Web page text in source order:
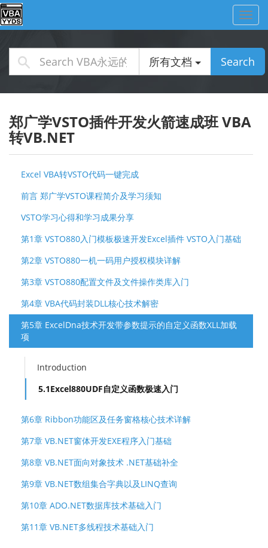
所有文档 Search
郑广学VSTO插件开发火箭速成班 VBA
转VB.NET
Excel VBA转VSTO代码一键完成
前言 郑广学VSTO课程简介及学习须知
VSTO学习心得和学习成果分享
第1章 VSTO880入门模板极速开发Excel插件 VSTO入门基础
第2章 VSTO880一机一码用户授权模块详解
第3章 VSTO880配置文件及文件操作类库入门
第4章 VBA代码封装DLL核心技术解密
第5章 ExcelDna技术开发带参数提示的自定义函数XLL加载
项
Introduction
5.1Excel880UDF自定义函数极速入门
第6章 Ribbon功能区及任务窗格核心技术详解
第7章 VB.NET窗体开发EXE程序入门基础
第8章 VB.NET面向对象技术 .NET基础补全
第9章 VB.NET数组集合字典以及LINQ查询
第10章 ADO.NET数据库技术基础入门
第11章 VB.NET多线程技术基础入门